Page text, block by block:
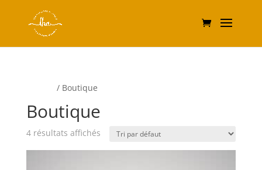
/ Boutique
Boutique
4 résultats affichés